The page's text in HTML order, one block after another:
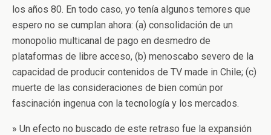
los años 80. En todo caso, yo tenía algunos temores que
espero no se cumplan ahora: (a) consolidación de un
monopolio multicanal de pago en desmedro de
plataformas de libre acceso, (b) menoscabo severo de la
capacidad de producir contenidos de TV made in Chile; (c)
muerte de las consideraciones de bien común por
fascinación ingenua con la tecnología y los mercados.
» Un efecto no buscado de este retraso fue la expansión